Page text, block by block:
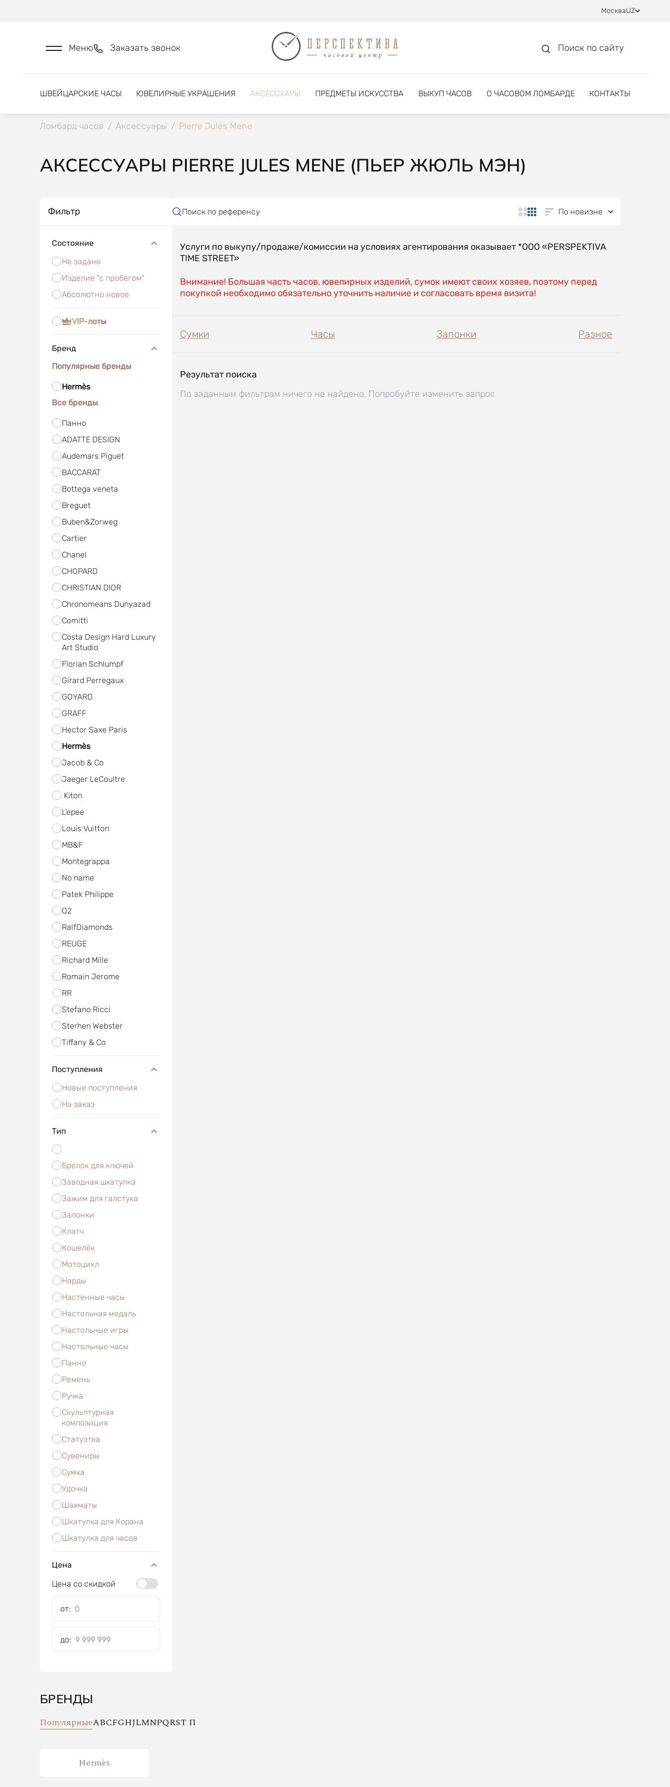
МоскваUZ
Меню Заказать звонок Поиск по сайту
ШВЕЙЦАРСКИЕ ЧАСЫ ЮВЕЛИРНЫЕ УКРАШЕНИЯ АКСЕССУАРЫ ПРЕДМЕТЫ ИСКУССТВА ВЫКУП ЧАСОВ О ЧАСОВОМ ЛОМБАРДЕ КОНТАКТЫ
Ломбард часов / Аксессуары / Pierre Jules Mene
АКСЕССУАРЫ PIERRE JULES MENE (ПЬЕР ЖЮЛЬ МЭН)
Фильтр
Состояние
Не задано
Изделие "с пробегом"
Абсолютно новое
VIP-лоты
Бренд
Популярные бренды
Hermès
Все бренды
Панно
ADATTE DESIGN
Audemars Piguet
BACCARAT
Bottega veneta
Breguet
Buben&Zorweg
Cartier
Chanel
CHOPARD
CHRISTIAN DIOR
Chronomeans Dunyazad
Comitti
Costa Design Hard Luxury
Art Studio
Florian Schlumpf
Girard Perregaux
GOYARD
GRAFF
Hector Saxe Paris
Hermès
Jacob & Co
Jaeger LeCoultre
Kiton
L'epee
Louis Vuitton
MB&F
Mоntegrappa
No name
Patek Philippe
Q2
RalfDiamonds
REUGE
Richard Mille
Romain Jerome
RR
Stefano Ricci
Sterhen Webster
Tiffany & Co
Поступления
Новые поступления
На заказ
Тип
Брелок для ключей
Заводная шкатулка
Зажим для галстука
Запонки
Клатч
Кошелёк
Мотоцикл
Нарды
Настенные часы
Настольная медаль
Настольные игры
Настольные часы
Панно
Ремень
Ручка
Скульптурная
композиция
Статуэтка
Сувениры
Сумка
Удочка
Шахматы
Шкатулка для Корана
Шкатулка для часов
Цена
Цена со скидкой
от:
до:
Поиск по референсу По новизне
Услуги по выкупу/продаже/комиссии на условиях агентирования оказывает *OOO «PERSPEKTIVA
TIME STREET»
Внимание! Большая часть часов, ювелирных изделий, сумок имеют своих хозяев, поэтому перед
покупкой необходимо обязательно уточнить наличие и согласовать время визита!
Сумки Часы Запонки Разное
Результат поиска
По заданным фильтрам ничего не найдено. Попробуйте изменить запрос
БРЕНДЫ
ПопулярныеABCFGHJLMNPQRST П
Hermès